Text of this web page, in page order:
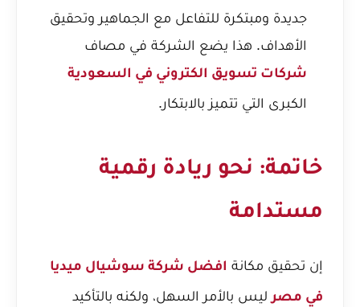
جديدة ومبتكرة للتفاعل مع الجماهير وتحقيق
الأهداف. هذا يضع الشركة في مصاف
شركات تسويق الكتروني في السعودية
الكبرى التي تتميز بالابتكار.
خاتمة: نحو ريادة رقمية
مستدامة
إن تحقيق مكانة افضل شركة سوشيال ميديا
في مصر ليس بالأمر السهل، ولكنه بالتأكيد